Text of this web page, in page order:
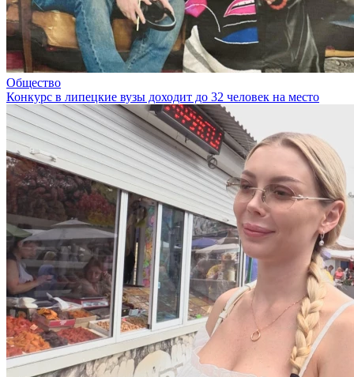
Общество
Конкурс в липецкие вузы доходит до 32 человек на место